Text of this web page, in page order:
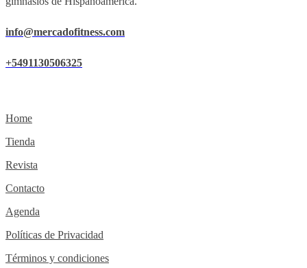
info@mercadofitness.com
+5491130506325
Home
Tienda
Revista
Contacto
Agenda
Políticas de Privacidad
Términos y condiciones